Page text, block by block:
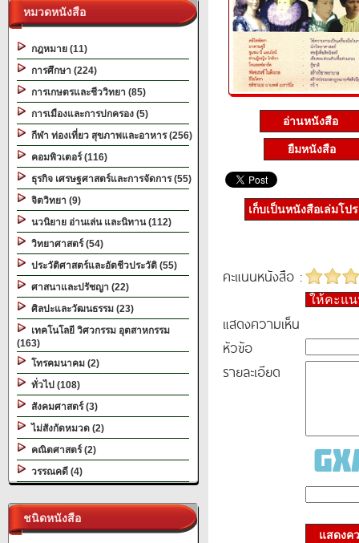
หมวดหนังสือ
กฎหมาย (11)
การศึกษา (224)
การเกษตรและชีววิทยา (85)
การเมืองและการปกครอง (5)
กีฬา ท่องเที่ยว สุขภาพและอาหาร (256)
คอมพิวเตอร์ (116)
ธุรกิจ เศรษฐศาสตร์และการจัดการ (55)
จิตวิทยา (9)
นวนิยาย อ่านเล่น และนิทาน (112)
วิทยาศาสตร์ (54)
ประวัติศาสตร์และอัตชีวประวัติ (55)
ศาสนาและปรัชญา (22)
ศิลปะและวัฒนธรรม (23)
เทคโนโลยี วิศวกรรม อุตสาหกรรม
(163)
โทรคมนาคม (2)
ทั่วไป (108)
สังคมศาสตร์ (3)
ไม่สังกัดหมวด (2)
คณิตศาสตร์ (2)
วรรณคดี (4)
ชนิดหนังสือ
อ่านหนังสือ
ยืมหนังสือ
เก็บเป็นหนังสือเล่มโป
คะแนนหนังสือ :
ให้คะแ
แสดงความเห็น
หัวข้อ
รายละเอียด
แสดงค